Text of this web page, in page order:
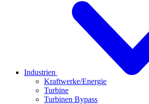
Industrien
Kraftwerke/Energie
Turbine
Turbinen Bypass